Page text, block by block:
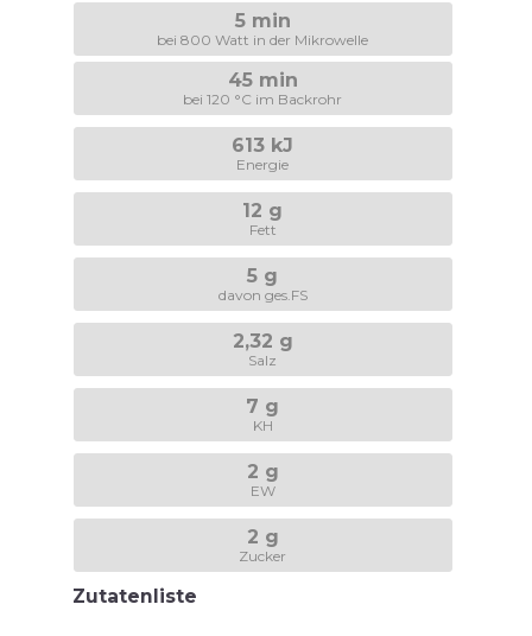
5 min
bei 800 Watt in der Mikrowelle
45 min
bei 120 °C im Backrohr
613 kJ
Energie
12 g
Fett
5 g
davon ges.FS
2,32 g
Salz
7 g
KH
2 g
EW
2 g
Zucker
Zutatenliste